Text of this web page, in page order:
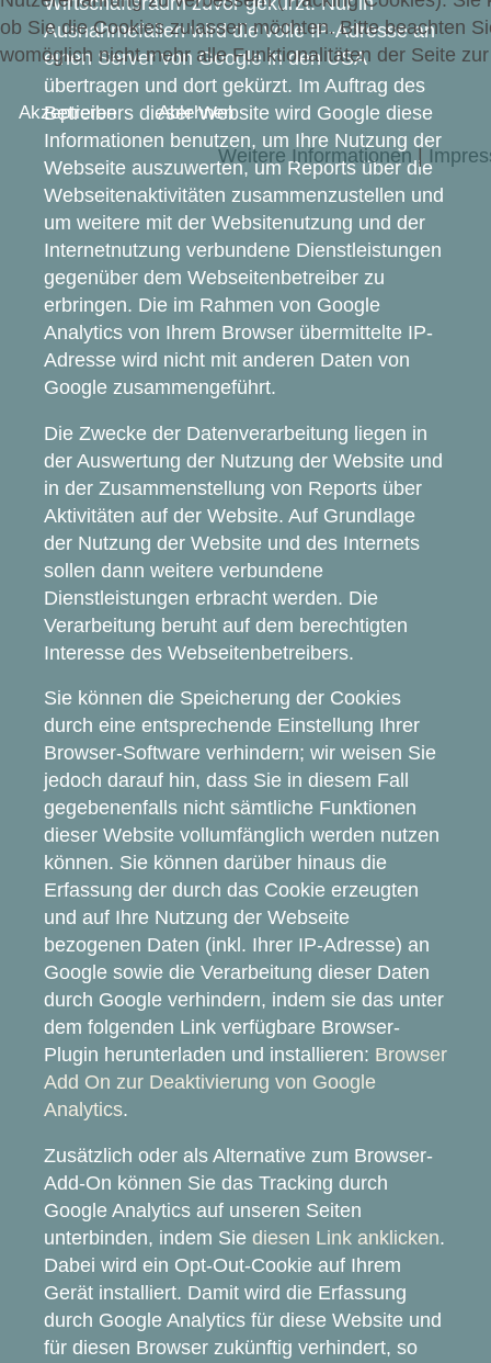
Ausnahmefällen wird die volle IP-Adresse an
einen Server von Google in den USA
übertragen und dort gekürzt. Im Auftrag des
Betreibers dieser Website wird Google diese
Informationen benutzen, um Ihre Nutzung der
Webseite auszuwerten, um Reports über die
Webseitenaktivitäten zusammenzustellen und
um weitere mit der Websitenutzung und der
Internetnutzung verbundene Dienstleistungen
gegenüber dem Webseitenbetreiber zu
erbringen. Die im Rahmen von Google
Analytics von Ihrem Browser übermittelte IP-
Adresse wird nicht mit anderen Daten von
Google zusammengeführt.
Die Zwecke der Datenverarbeitung liegen in
der Auswertung der Nutzung der Website und
in der Zusammenstellung von Reports über
Aktivitäten auf der Website. Auf Grundlage
der Nutzung der Website und des Internets
sollen dann weitere verbundene
Dienstleistungen erbracht werden. Die
Verarbeitung beruht auf dem berechtigten
Interesse des Webseitenbetreibers.
Sie können die Speicherung der Cookies
durch eine entsprechende Einstellung Ihrer
Browser-Software verhindern; wir weisen Sie
jedoch darauf hin, dass Sie in diesem Fall
gegebenenfalls nicht sämtliche Funktionen
dieser Website vollumfänglich werden nutzen
können. Sie können darüber hinaus die
Erfassung der durch das Cookie erzeugten
und auf Ihre Nutzung der Webseite
bezogenen Daten (inkl. Ihrer IP-Adresse) an
Google sowie die Verarbeitung dieser Daten
durch Google verhindern, indem sie das unter
dem folgenden Link verfügbare Browser-
Plugin herunterladen und installieren: Browser
Add On zur Deaktivierung von Google
Analytics.
Zusätzlich oder als Alternative zum Browser-
Add-On können Sie das Tracking durch
Google Analytics auf unseren Seiten
unterbinden, indem Sie diesen Link anklicken.
Dabei wird ein Opt-Out-Cookie auf Ihrem
Gerät installiert. Damit wird die Erfassung
durch Google Analytics für diese Website und
für diesen Browser zukünftig verhindert, so
ob Sie die Cookies zulassen möchten. Bitte beachten
womöglich nicht mehr alle Funktionalitäten der Seite
Akzeptieren Ablehnen
Weitere Informationen|